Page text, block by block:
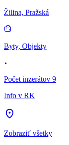
Žilina, Pražská
Byty, Objekty
Počet inzerátov 9
Info v RK
Zobraziť všetky